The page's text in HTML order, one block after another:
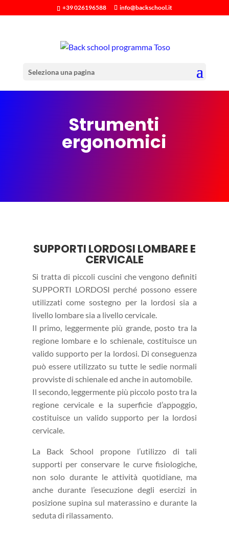
+39 026196588 info@backschool.it
Seleziona una pagina
Strumenti
ergonomici
SUPPORTI LORDOSI LOMBARE E
CERVICALE
Si tratta di piccoli cuscini che vengono definiti
SUPPORTI LORDOSI perché possono essere
utilizzati come sostegno per la lordosi sia a
livello lombare sia a livello cervicale.
Il primo, leggermente più grande, posto tra la
regione lombare e lo schienale, costituisce un
valido supporto per la lordosi. Di conseguenza
può essere utilizzato su tutte le sedie normali
provviste di schienale ed anche in automobile.
Il secondo, leggermente più piccolo posto tra la
regione cervicale e la superficie d’appoggio,
costituisce un valido supporto per la lordosi
cervicale.
La Back School propone l’utilizzo di tali
supporti per conservare le curve fisiologiche,
non solo durante le attività quotidiane, ma
anche durante l’esecuzione degli esercizi in
posizione supina sul materassino e durante la
seduta di rilassamento.